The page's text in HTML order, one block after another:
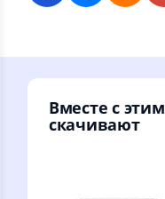
Вместе с этим
скачивают